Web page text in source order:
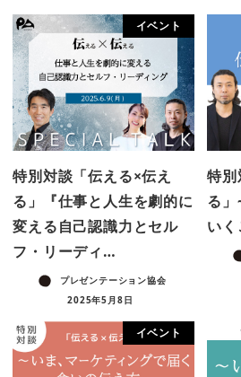
イベント
特別対談「伝える×伝え
る」『仕事と人生を劇的に
変える自己認識力とセル
フ・リーディ…
プレゼンテーション協会
2025年5月8日
特
る
いく
イベント